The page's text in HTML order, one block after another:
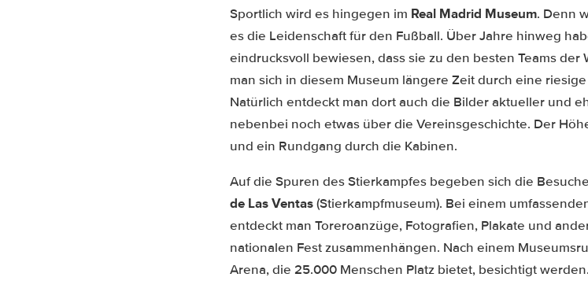
Sportlich wird es hingegen im Real Madrid Museum. Denn
es die Leidenschaft für den Fußball. Über Jahre hinweg
eindrucksvoll bewiesen, dass sie zu den besten Teams der
man sich in diesem Museum längere Zeit durch eine
Natürlich entdeckt man dort auch die Bilder aktueller und
nebenbei noch etwas über die Vereinsgeschichte. Der
und ein Rundgang durch die Kabinen.
Auf die Spuren des Stierkampfes begeben sich die
de Las Ventas(Stierkampfmuseum). Bei einem
entdeckt man Toreroanzüge, Fotografien, Plakate und
nationalen Fest zusammenhängen. Nach einem
Arena, die 25.000 Menschen Platz bietet, besichtigt werden.